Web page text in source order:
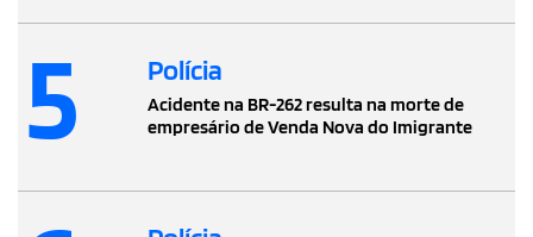
5 Polícia
Acidente na BR-262 resulta na morte de
empresário de Venda Nova do Imigrante